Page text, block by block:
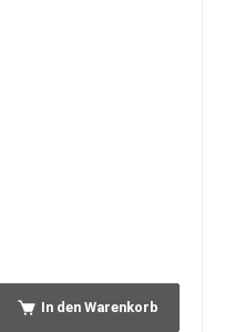
In den Warenkorb